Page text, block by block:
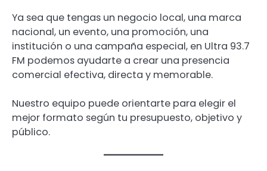
Ya sea que tengas un negocio local, una marca
nacional, un evento, una promoción, una
institución o una campaña especial, en Ultra 93.7
FM podemos ayudarte a crear una presencia
comercial efectiva, directa y memorable.
Nuestro equipo puede orientarte para elegir el
mejor formato según tu presupuesto, objetivo y
público.